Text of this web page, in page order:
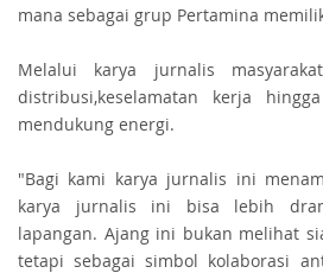
mana sebagai grup Pertamina
Melalui karya jurnalis
distribusi,keselamatan kerja
mendukung energi.
"Bagi kami karya jurnalis ini
karya jurnalis ini bisa lebih
lapangan. Ajang ini bukan melihat
tetapi sebagai simbol kolaborasi